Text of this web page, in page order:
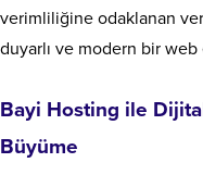
verimliliğine odaklanan
duyarlı ve modern bir
Bayi Hosting ile
Büyüme